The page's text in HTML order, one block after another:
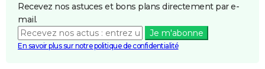
Recevez nos astuces et bons plans directement par e-
mail.
Je m'abonne
En savoir plus sur notre politique de confidentialité